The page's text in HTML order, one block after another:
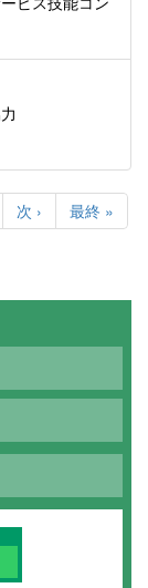
次
ペ
次 ›
最
終
ジ
最終 »